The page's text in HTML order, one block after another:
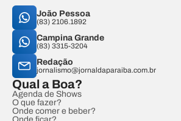
João Pessoa
(83) 2106.1892
Campina Grande
(83) 3315-3204
Redação
jornalismo@jornaldaparaiba.com.br
Qual a Boa?
Agenda de Shows
O que fazer?
Onde comer e beber?